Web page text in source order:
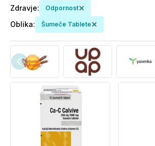
Zdravje: Odpornost
Oblika: Šumeče Tablete